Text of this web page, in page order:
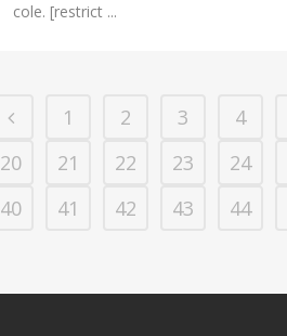
cole. [restrict ...
1 2 3 4
20
21 22 23 24
40
41 42 43 44